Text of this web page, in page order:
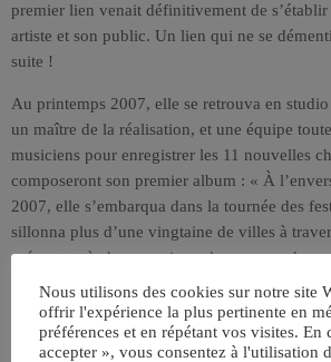
premier lien venait définitivement de
artiste et son public. Un lien qui ne se
suite !
Au printemps 2007, elle se retrouva en
un maître de la réalisation, et une équipe
musiciens pour enregistrer les 11 nouvelles
composeront son premier album : « À
2007, elle s’embarqua dans la tournée des
sillonna plus d’une vingtaine de villes à
présentant à chaque soir quelques-unes de
À chaque fois, la jeune chanteuse retrouvait
de nouvelles foules, savourant chacun de ces
s’inscrivaient dorénavant dans sa carrière.
Nous utilisons des cookies sur notre site
offrir l'expérience la plus pertinente en
préférences et en répétant vos visites. En
accepter », vous consentez à l'utilisation